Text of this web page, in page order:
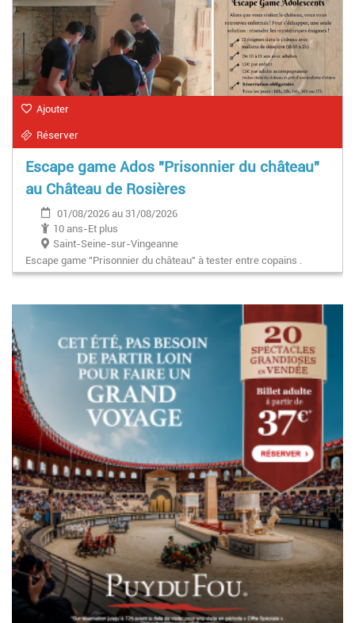
Ajouter
Réserver
Escape game Ados "Prisonnier du château"
au Château de Rosières
01/08/2026 au 31/08/2026
10 ans-Et plus
Saint-Seine-sur-Vingeanne
Escape game "Prisonnier du château" à tester entre copains .